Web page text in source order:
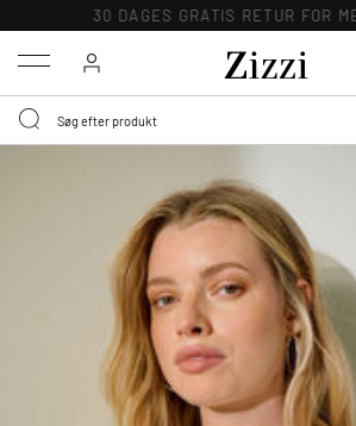
30 DAGES GRATIS RETUR FOR
Menu